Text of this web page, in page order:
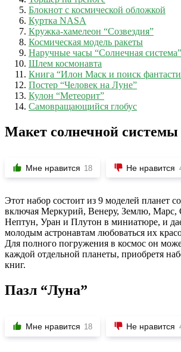
Блокнот с космической обложкой
Куртка NASA
Кружка-хамелеон “Созвездия”
Космическая модель ракеты
Наручные часы “Солнечная система”
Шлем космонавта
Книга “Илон Маск и поиск
Постер “Человек на Луне”
Кулон “Метеорит”
Самовращающийся глобус
Макет солнечной системы
Мне нравится 18 Не нравится
Этот набор состоит из 9 моделей планет
включая Меркурий, Венеру, Землю, Марс,
Нептун, Уран и Плутон в миниатюре, и
молодым астронавтам любоваться их
Для полного погружения в космос он
каждой отдельной планеты, приобретя
книг.
Пазл “Луна”
Мне нравится 18 Не нравится